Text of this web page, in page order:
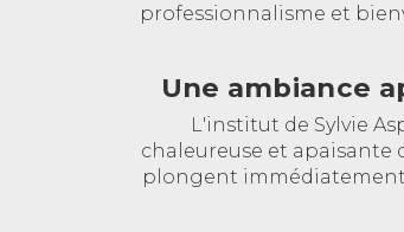
professionnalisme et
Une ambiance
L'institut de Sylvie
chaleureuse et apaisante
plongent immédiatement